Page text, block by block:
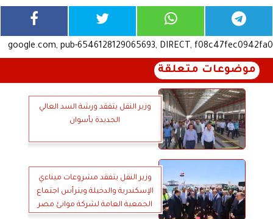
google.com, pub-6546128129065693, DIRECT, f08c47fec0942fa0
موضوعات متعلقة
وزير النقل يتفقد ورشة السد العالي
الجديدة بأسوان
وزير النقل يتفقد مشروعات ميناءي
الإسكندرية والدخيلة ويترأس اجتماع
الجمعية العامة لشركة موانئ مصر